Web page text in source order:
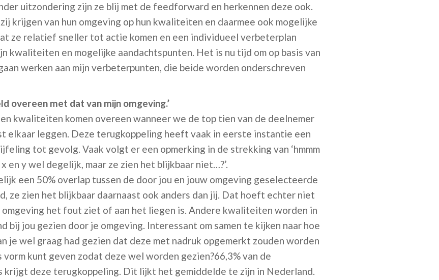
uitzondering zijn ze blij met de feedforward en herkennen deze ook.
krijgen van hun omgeving op hun kwaliteiten en daarmee ook mogelijke
ze relatief sneller tot actie komen en een individueel verbeterplan
kwaliteiten en mogelijke aandachtspunten. Het is nu tijd om op basis van
werken aan mijn verbeterpunten, die beide worden onderschreven
overeen met dat van mijn omgeving.’
kwaliteiten komen overeen wanneer we de top tien van de deelnemer
elkaar leggen. Deze terugkoppeling heeft vaak in eerste instantie een
tot gevolg. Vaak volgt er een opmerking in de strekking van ‘hmmm
en y wel degelijk, maar ze zien het blijkbaar niet…?’.
een 50% overlap tussen de door jou en jouw omgeving geselecteerde
ze zien het blijkbaar daarnaast ook anders dan jij. Dat hoeft echter niet
het fout ziet of aan het liegen is. Andere kwaliteiten worden in
bij jou gezien door je omgeving. Interessant om samen te kijken naar hoe
je wel graag had gezien dat deze met nadruk opgemerkt zouden worden
vorm kunt geven zodat deze wel worden gezien?66,3% van de
deze terugkoppeling. Dit lijkt het gemiddelde te zijn in Nederland.